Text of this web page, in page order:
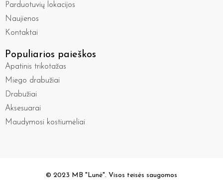
Parduotuvių lokacijos
Naujienos
Kontaktai
Populiarios paieškos
Apatinis trikotažas
Miego drabužiai
Drabužiai
Aksesuarai
Maudymosi kostiumėliai
© 2023 MB "Lunė". Visos teisės saugomos